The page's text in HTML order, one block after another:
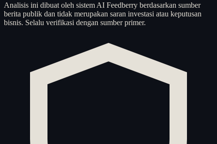
Analisis ini dibuat oleh sistem AI Feedberry berdasarkan sumber
berita publik dan tidak merupakan saran investasi atau keputusan
bisnis. Selalu verifikasi dengan sumber primer.